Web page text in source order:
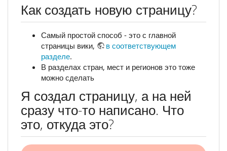
Как создать новую страницу?
Самый простой способ - это с главной
страницы вики,
в соответствующем
разделе.
В разделах стран, мест и регионов это тоже
можно сделать
Я создал страницу, а на ней
сразу что-то написано. Что
это, откуда это?